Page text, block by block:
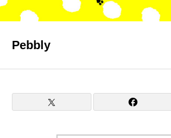
著名なゲスト陣
Pebbly